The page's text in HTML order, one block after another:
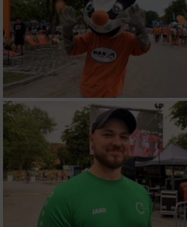
IAB-Besonderheiten:
Verwendung genauer Standortdaten
Geräte anhand von aktiv angeforderten
Informationen identifizieren
Nicht-IAB-Verarbeitungszwecke:
Notwendig
Performance